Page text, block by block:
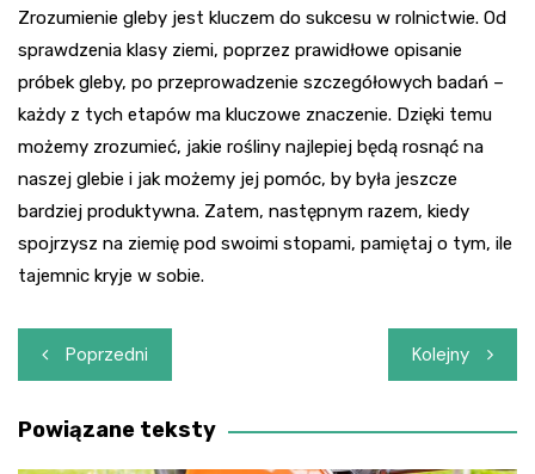
Zrozumienie gleby jest kluczem do sukcesu w rolnictwie. Od
sprawdzenia klasy ziemi, poprzez prawidłowe opisanie
próbek gleby, po przeprowadzenie szczegółowych badań –
każdy z tych etapów ma kluczowe znaczenie. Dzięki temu
możemy zrozumieć, jakie rośliny najlepiej będą rosnąć na
naszej glebie i jak możemy jej pomóc, by była jeszcze
bardziej produktywna. Zatem, następnym razem, kiedy
spojrzysz na ziemię pod swoimi stopami, pamiętaj o tym, ile
tajemnic kryje w sobie.
Nawigacja
wpisu
Poprzedni Kolejny
Powiązane teksty